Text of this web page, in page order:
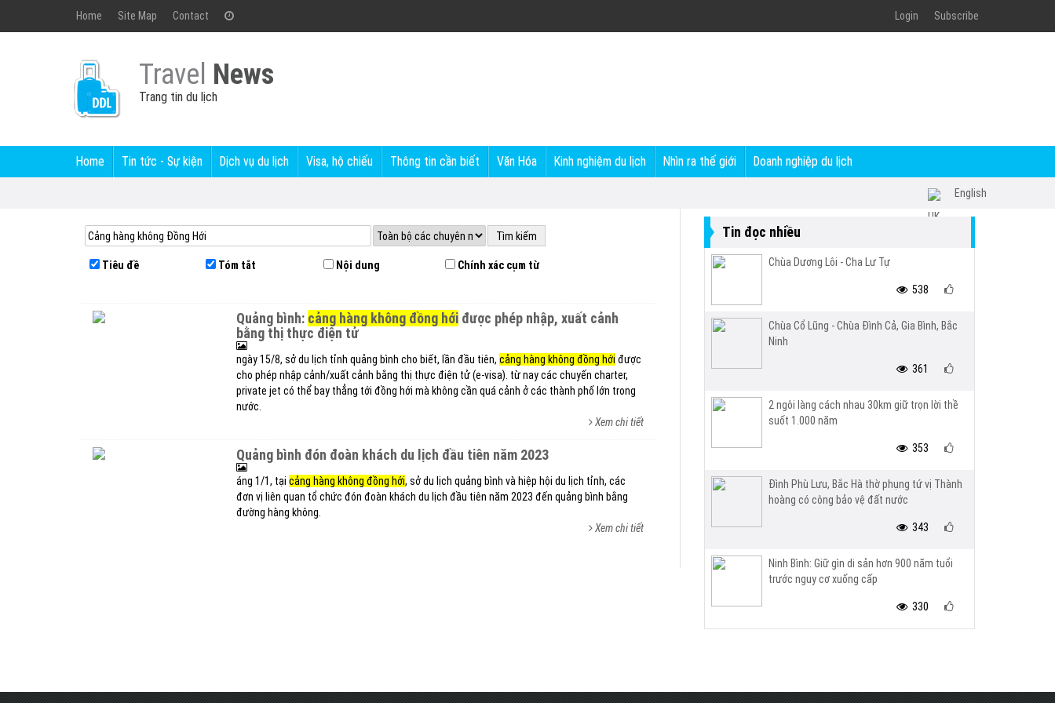
Home Site Map Contact Login Subscribe
Travel News
Trang tin du lịch
Home Tin tức - Sự kiện Dịch vụ du lịch Visa, hộ chiếu Thông tin cần biết Văn Hóa Kinh nghiệm du lịch Nhìn ra thế giới Doanh nghiệp du lịch
English
Tiêu đề Tóm tắt Nội dung Chính xác cụm từ
quảng bình: cảng hàng không đồng hới được phép nhập, xuất cảnh
bằng thị thực điện tử
ngày 15/8, sở du lịch tỉnh quảng bình cho biết, lần đầu tiên, cảng hàng không đồng hới được
cho phép nhập cảnh/xuất cảnh bằng thị thực điện tử (e-visa). từ nay các chuyến charter,
private jet có thể bay thẳng tới đồng hới mà không cần quá cảnh ở các thành phố lớn trong
nước.
Xem chi tiết
quảng bình đón đoàn khách du lịch đầu tiên năm 2023
áng 1/1, tại cảng hàng không đồng hới, sở du lịch quảng bình và hiệp hội du lịch tỉnh, các
đơn vị liên quan tổ chức đón đoàn khách du lịch đầu tiên năm 2023 đến quảng bình bằng
đường hàng không.
Xem chi tiết
Tin đọc nhiều
Chùa Dương Lôi - Cha Lư Tự
538
Chùa Cổ Lũng - Chùa Đình Cả, Gia Bình, Bắc
Ninh
361
2 ngôi làng cách nhau 30km giữ trọn lời thề
suốt 1.000 năm
353
Đình Phù Lưu, Bắc Hà thờ phụng tứ vị Thành
hoàng có công bảo vệ đất nước
343
Ninh Bình: Giữ gìn di sản hơn 900 năm tuổi
trước nguy cơ xuống cấp
330